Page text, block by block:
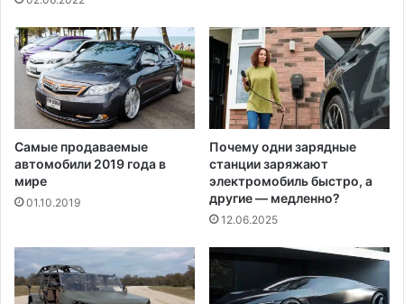
а
з
д
у
«
И
м
р
и
и
Самые продаваемые
автомобили 2019 года в
мире
01.10.2019
Почему одни зарядные
станции заряжают
электромобиль быстро, а
другие — медленно?
12.06.2025